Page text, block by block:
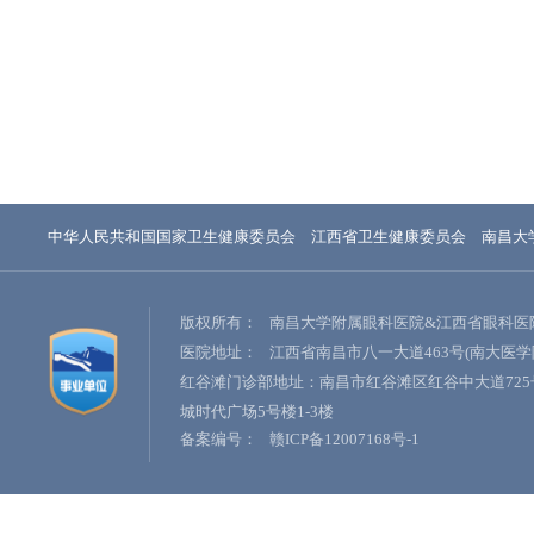
中华人民共和国国家卫生健康委员会 江西省卫生健康委员会 南昌大
版权所有：
南昌大学附属眼科医院&江西省眼科医
医院地址：
江西省南昌市八一大道463号(南大医
红谷滩门诊部地址：南昌市红谷滩区红谷中大道725
城时代广场5号楼1-3楼
备案编号：
赣ICP备12007168号-1